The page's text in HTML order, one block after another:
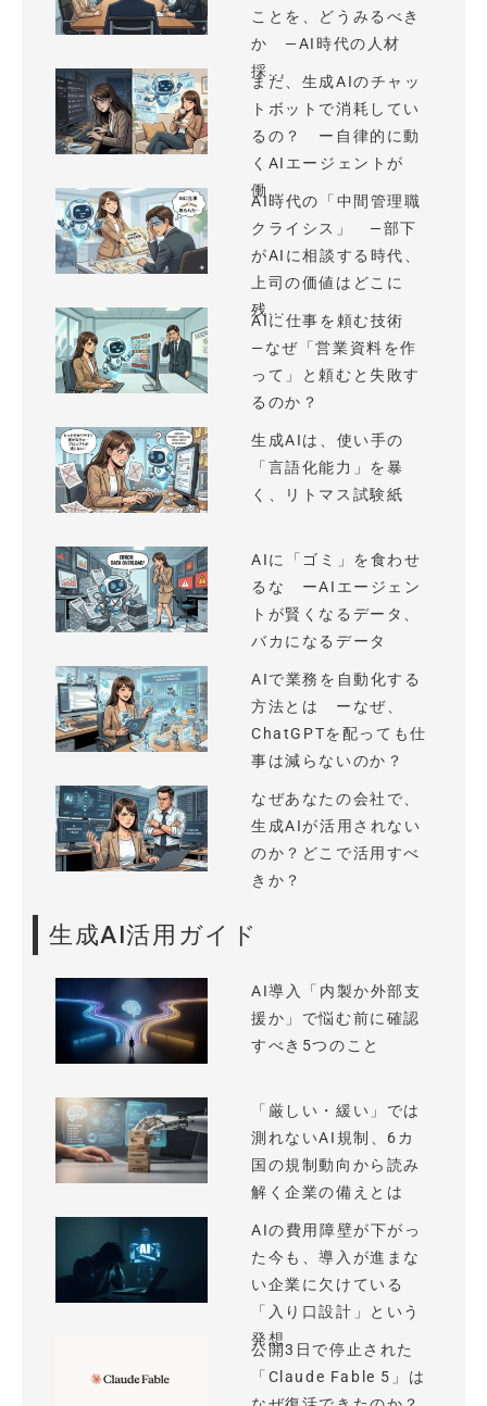
ことを、どうみるべき
か —AI時代の人材
採...
まだ、生成AIのチャッ
トボットで消耗してい
るの？ ー自律的に動
くAIエージェントが
働...
AI時代の「中間管理職
クライシス」 —部下
がAIに相談する時代、
上司の価値はどこに
残...
AIに仕事を頼む技術
—なぜ「営業資料を作
って」と頼むと失敗す
るのか？
生成AIは、使い手の
「言語化能力」を暴
く、リトマス試験紙
AIに「ゴミ」を食わせ
るな ーAIエージェン
トが賢くなるデータ、
バカになるデータ
AIで業務を自動化する
方法とは ーなぜ、
ChatGPTを配っても仕
事は減らないのか？
なぜあなたの会社で、
生成AIが活用されない
のか？どこで活用すべ
きか？
生成AI活用ガイド
AI導入「内製か外部支
援か」で悩む前に確認
すべき5つのこと
「厳しい・緩い」では
測れないAI規制、6カ
国の規制動向から読み
解く企業の備えとは
AIの費用障壁が下がっ
た今も、導入が進まな
い企業に欠けている
「入り口設計」という
発想
公開3日で停止された
「Claude Fable 5」は